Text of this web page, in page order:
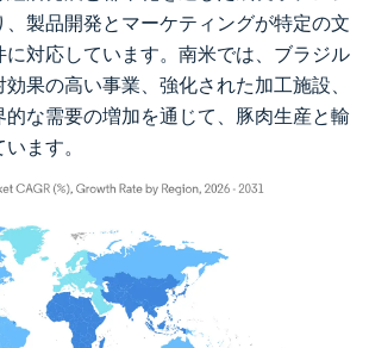
、製品開発とマーケティングが特定の文
に対応しています。南米では、ブラジル
果の高い事業、強化された加工施設、
的な需要の増加を通じて、豚肉生産と輸
ます。